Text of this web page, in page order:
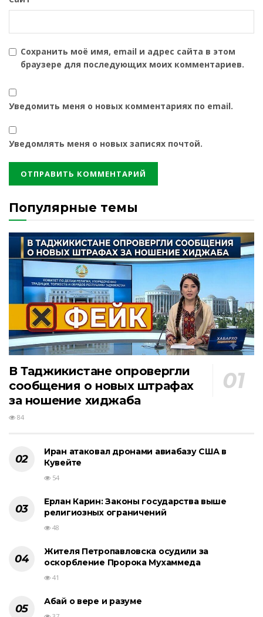
Сохранить моё имя, email и адрес сайта в этом
браузере для последующих моих комментариев.
Уведомить меня о новых комментариях по email.
Уведомлять меня о новых записях почтой.
Популярные темы
В Таджикистане опровергли
сообщения о новых штрафах
за ношение хиджаба
84
Иран атаковал дронами авиабазу США в
Кувейте
54
Ерлан Карин: Законы государства выше
религиозных ограничений
48
Жителя Петропавловска осудили за
оскорбление Пророка Мухаммеда
41
Абай о вере и разуме